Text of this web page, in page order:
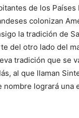
de los Países
colonizan
la tradición de
del otro lado del
tradición que se
al que llaman
logrará una